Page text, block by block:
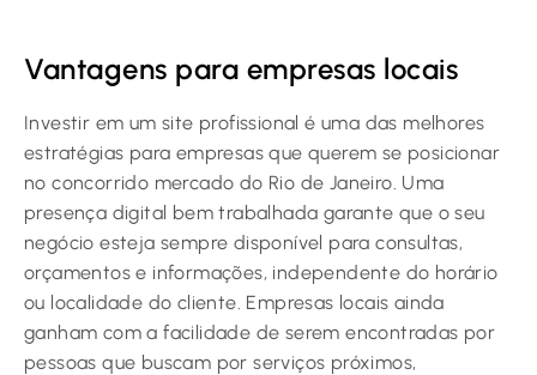
Vantagens para empresas locais
Investir em um site profissional é uma das melhores
estratégias para empresas que querem se posicionar
no concorrido mercado do Rio de Janeiro. Uma
presença digital bem trabalhada garante que o seu
negócio esteja sempre disponível para consultas,
orçamentos e informações, independente do horário
ou localidade do cliente. Empresas locais ainda
ganham com a facilidade de serem encontradas por
pessoas que buscam por serviços próximos,